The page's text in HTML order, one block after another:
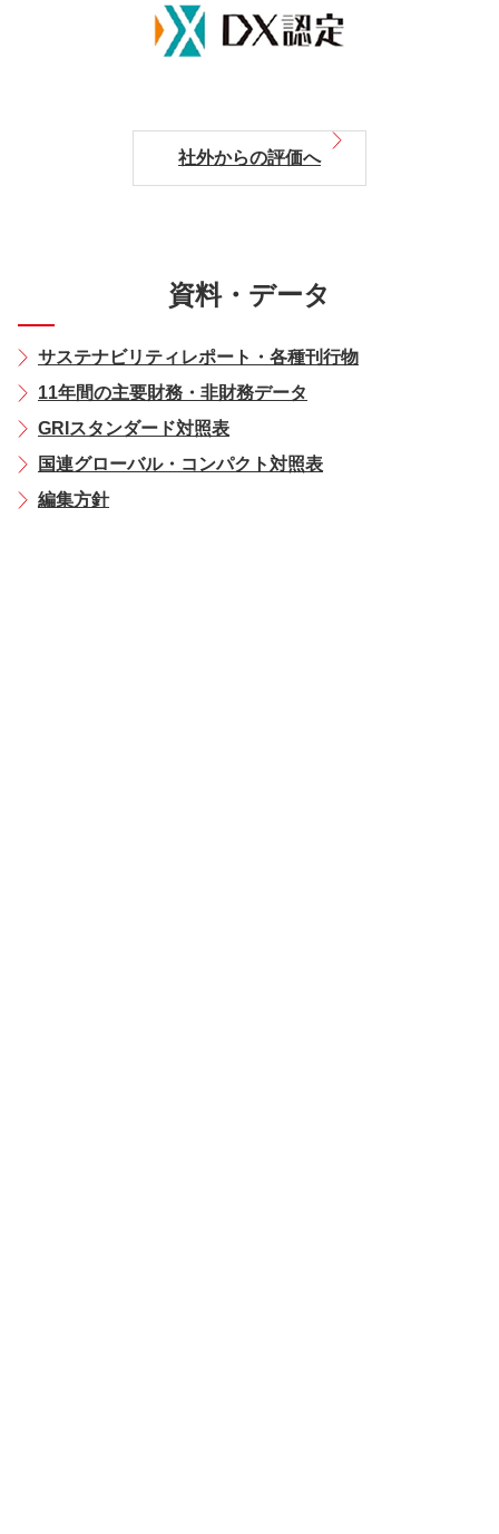
社外からの評価へ
資料・データ
サステナビリティレポート・各種刊行物
11年間の主要財務・非財務データ
GRIスタンダード対照表
国連グローバル・コンパクト対照表
編集方針